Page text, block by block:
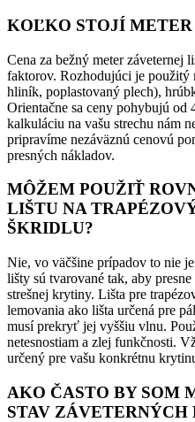
KOĽKO STOJÍ
Cena za bežný meter záveternej
faktorov. Rozhodujúci je použitý
hliník, poplastovaný plech),
Orientačne sa ceny pohybujú od
kalkuláciu na vašu strechu nám
pripravíme nezáväznú cenovú
presných nákladov.
MÔŽEM POUŽIŤ
LIŠTU NA
ŠKRIDLU?
Nie, vo väčšine prípadov to nie
lišty sú tvarované tak, aby
strešnej krytiny. Lišta pre
lemovania ako lišta určená pre
musí prekryť jej vyššiu vlnu.
netesnostiam a zlej funkčnosti.
určený pre vašu konkrétnu
AKO ČASTO BY SOM
STAV ZÁVETERNÝCH